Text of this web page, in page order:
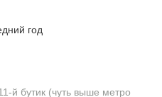
год
й бутик (чуть выше метро